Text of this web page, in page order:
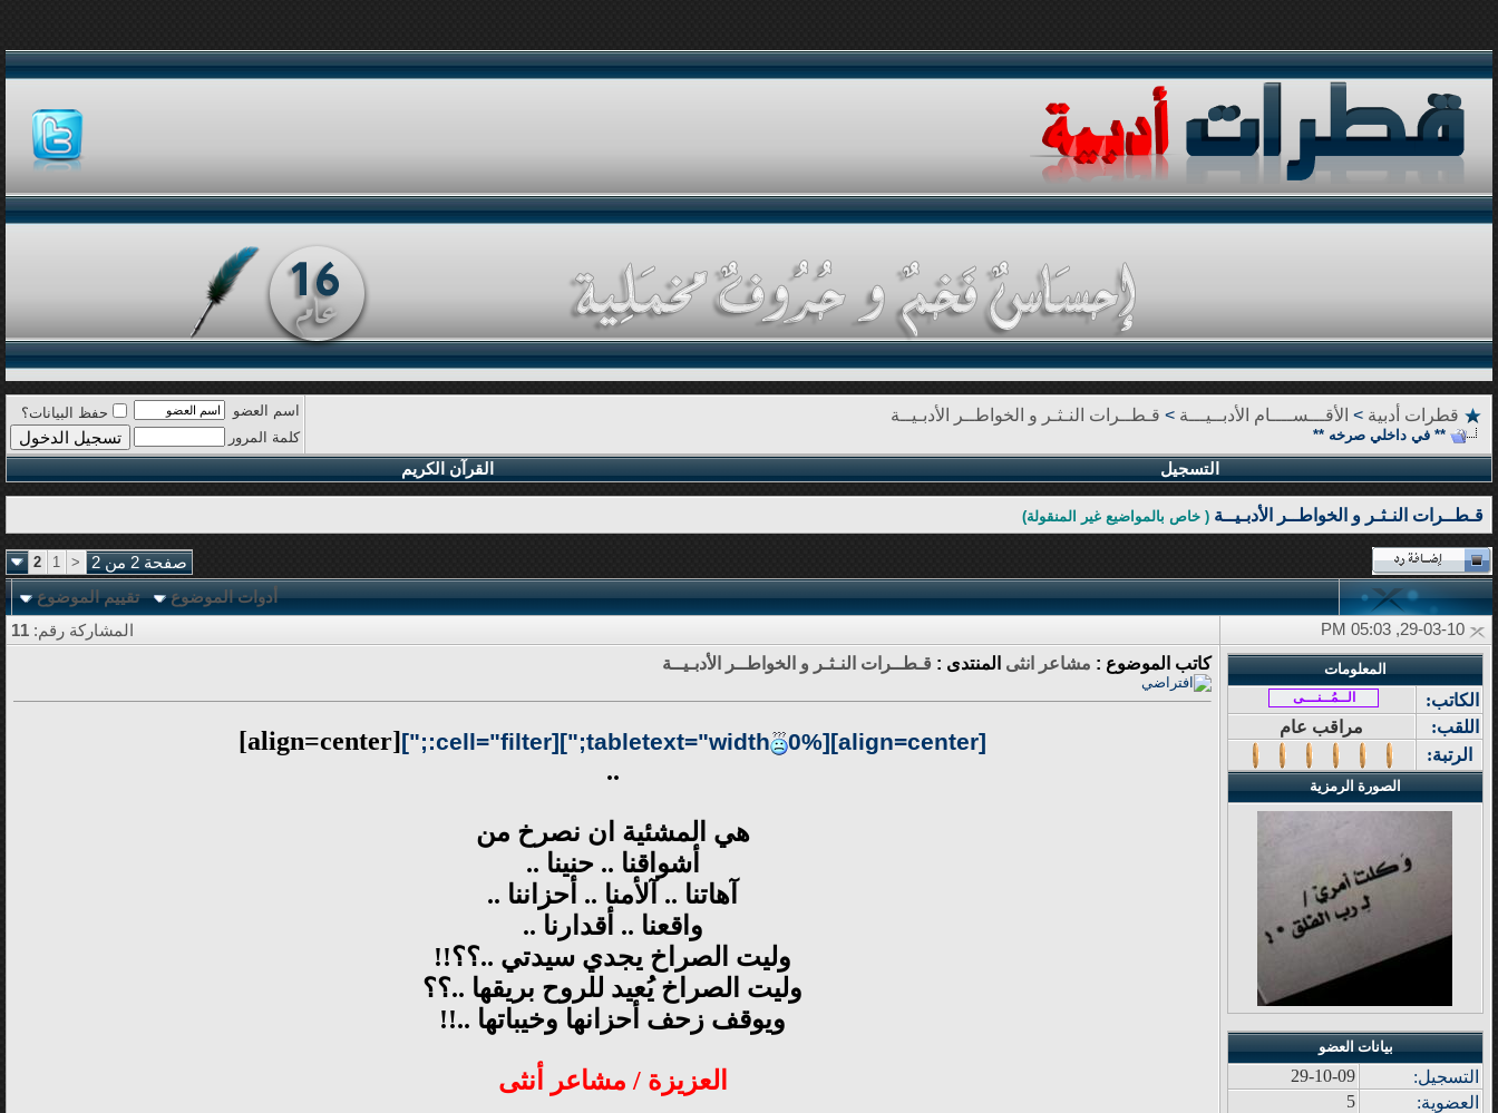
قطرات أدبية > الأقـــســــام الأدبــيـــة > قـطــرات النـثـر و الخواطــر الأدبـيــة
** في داخلي صرخه **
اسم العضو
حفظ البيانات؟
كلمة المرور
التسجيل القرآن الكريم
قـطــرات النـثـر و الخواطــر الأدبـيــة ( خاص بالمواضيع غير المنقولة)
صفحة 2 من 2 <
1
2
أدوات الموضوع
تقييم الموضوع
المشاركة رقم: 11
المعلومات
الكاتب: الــمُــنـــى
اللقب:
مراقب عام
الرتبة:
الصورة الرمزية
بيانات العضو
التسجيل:
29-10-09
العضوية:
5
كاتب الموضوع : مشاعر انثى المنتدى : قـطــرات النـثـر و الخواطــر الأدبـيــة
[align=center][tabletext="width
0%;"][cell="filter:;"]
[align=center]
..
هي المشئية ان نصرخ من
أشواقنا .. حنينا ..
آهاتنا .. آلأمنا .. أحزاننا ..
واقعنا .. أقدارنا ..
وليت الصراخ يجدي سيدتي ..؟؟!!
وليت الصراخ يُعيد للروح بريقها ..؟؟
ويوقف زحف أحزانها وخيباتها ..!!
العزيزة / مشاعر أنثى